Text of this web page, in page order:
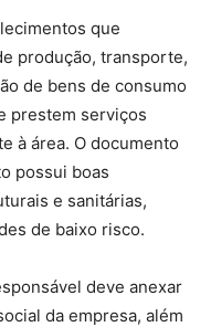
que
produção, transporte,
de bens de consumo
prestem serviços
à área. O documento
possui boas
e sanitárias,
de baixo risco.
deve anexar
da empresa, além